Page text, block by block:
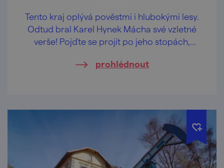
Tento kraj oplývá pověstmi i hlubokými lesy.
Odtud bral Karel Hynek Mácha své vzletné
verše! Pojďte se projít po jeho stopách,
vzduch. Kouzelné lesní pěšinky už na vás
prohlédnout